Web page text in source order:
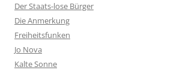
Der Staats-lose Bürger
Die Anmerkung
Freiheitsfunken
Jo Nova
Kalte Sonne